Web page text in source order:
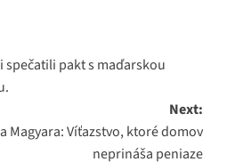
spečatili pakt s maďarskou
Next:
Magyara: Víťazstvo, ktoré domov
neprináša peniaze